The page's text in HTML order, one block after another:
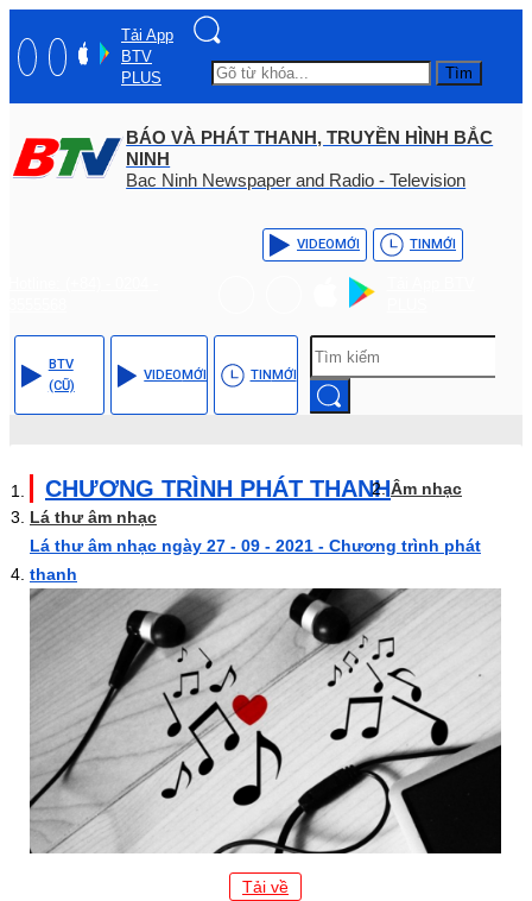
Tải App
BTV
PLUS
Tìm
BÁO VÀ PHÁT THANH, TRUYỀN HÌNH BẮC
NINH
Bac Ninh Newspaper and Radio - Television
VIDEOMỚI TINMỚI
BTV
(CŨ)
VIDEOMỚI TINMỚI
CHƯƠNG TRÌNH PHÁT THANHÂm nhạc
Lá thư âm nhạc
Lá thư âm nhạc ngày 27 - 09 - 2021 - Chương trình phát
thanh
Tải về